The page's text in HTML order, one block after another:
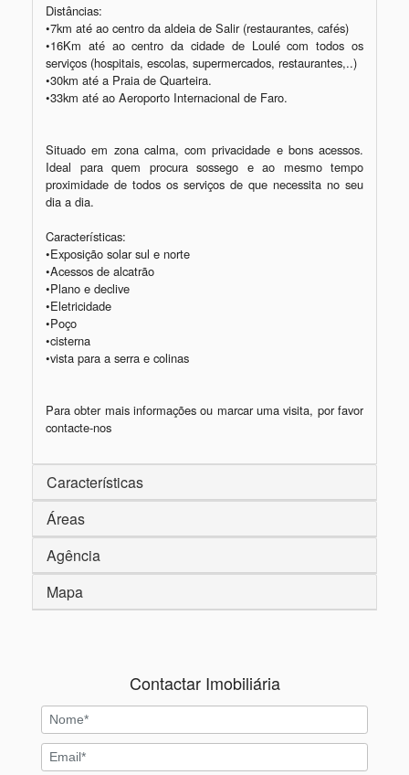
Distâncias:
•7km até ao centro da aldeia de Salir (restaurantes, cafés)
•16Km até ao centro da cidade de Loulé com todos os
serviços (hospitais, escolas, supermercados, restaurantes,..)
•30km até a Praia de Quarteira.
•33km até ao Aeroporto Internacional de Faro.
Situado em zona calma, com privacidade e bons acessos.
Ideal para quem procura sossego e ao mesmo tempo
proximidade de todos os serviços de que necessita no seu
dia a dia.
Características:
•Exposição solar sul e norte
•Acessos de alcatrão
•Plano e declive
•Eletricidade
•Poço
•cisterna
•vista para a serra e colinas
Para obter mais informações ou marcar uma visita, por favor
contacte-nos
Características
Áreas
Agência
Mapa
Contactar Imobiliária